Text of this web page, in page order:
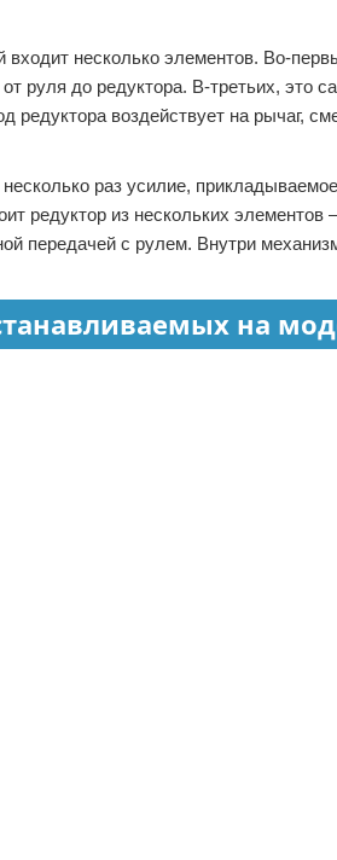
несколько элементов. Во-
руля до редуктора. В-третьих, это
редуктора воздействует на рычаг,
раз усилие,
редуктор из нескольких элементов
передачей с рулем. Внутри
на